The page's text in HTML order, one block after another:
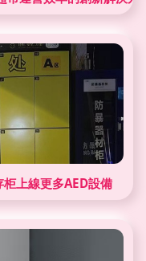
上線更多AED設備